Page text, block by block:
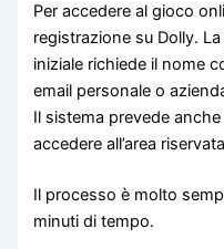
Per accedere al gioco
registrazione su Dolly.
iniziale richiede il nome
email personale o
Il sistema prevede
accedere all’area
Il processo è molto
minuti di tempo.